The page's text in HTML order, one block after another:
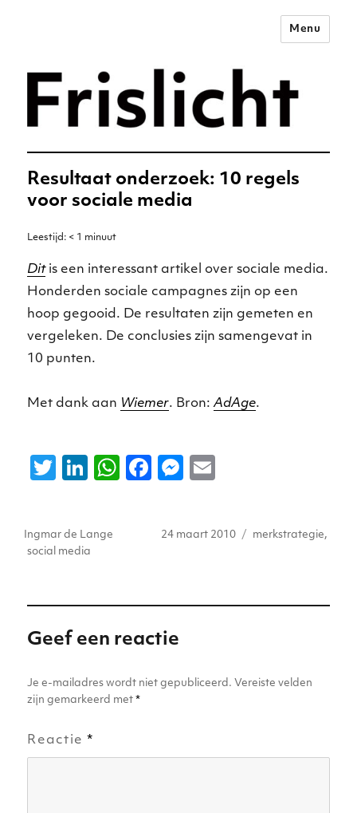
Merkstrategie voor het
digitale tijdperk –
Frislicht
Menu
Resultaat onderzoek: 10 regels
voor sociale media
Leestijd: < 1 minuut
Ditis een interessant artikel over sociale media.
Honderden sociale campagnes zijn op een
hoop gegooid. De resultaten zijn gemeten en
vergeleken. De conclusies zijn samengevat in
10 punten.
Met dank aan Wiemer. Bron:AdAge.
T
te
Li
e
W F
e
k
M
e
l
Auteur
Ingmar de Lange
Geplaatst
24 maart 2010 Tags
merkstrategie,
social media
Geef een reactie
Je e-mailadres wordt niet gepubliceerd. Vereiste velden
zijn gemarkeerd met*
Reactie*